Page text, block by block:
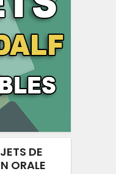
DE
ORALE